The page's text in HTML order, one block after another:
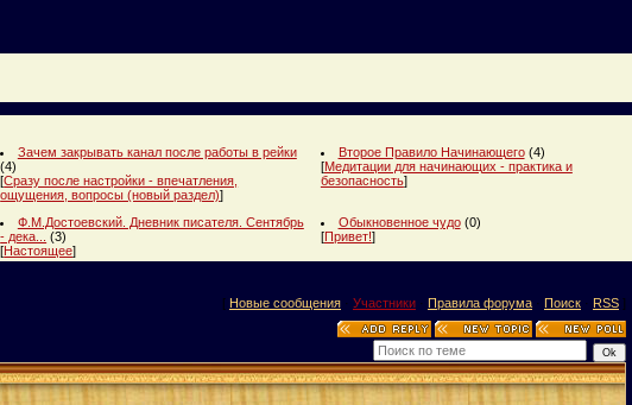
Зачем закрывать канал после работы в рейки
(4)
[Сразу после настройки - впечатления,
ощущения, вопросы (новый раздел)]
Второе Правило Начинающего (4)
[Медитации для начинающих - практика и
безопасность]
Ф.М.Достоевский. Дневник писателя. Сентябрь
- дека...
(3)
[Настоящее]
Обыкновенное чудо (0)
[Привет!]
[ Новые сообщения · Участники · Правила форума · Поиск · RSS ]